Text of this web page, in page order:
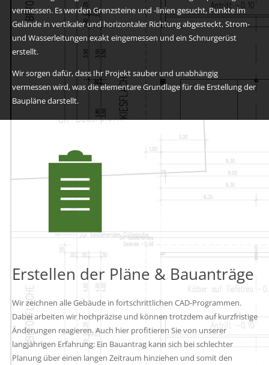
vermessen. Es werden Grenzsteine und -linien gesucht, Punkte im
Gelände in vertikaler und horizontaler Richtung abgesteckt, Strom-
und Wasserleitungen exakt eingemessen und ein Schnurgerüst
erstellt.
Wir sorgen dafür, dass Ihr Projekt sauber und unabhängig
vermessen wird, was die elementare Grundlage für die Erstellung der
Baupläne darstellt.
Erstellen der Pläne & Bauanträge
Wir zeichnen alle Gebäude in fortschrittlichen CAD-Programmen.
Dabei arbeiten wir hochpräzise und können trotzdem auf kurzfristige
Änderungen reagieren. Auch hier profitieren Sie von unserer
langjährigen Erfahrung: Ein Bauantrag kann sich bei schlechter
Planung über einen langen Zeitraum hinziehen und somit den